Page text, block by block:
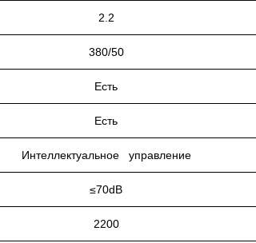
2.2
380/50
Есть
Есть
Интеллектуальное управление
≤70dB
2200